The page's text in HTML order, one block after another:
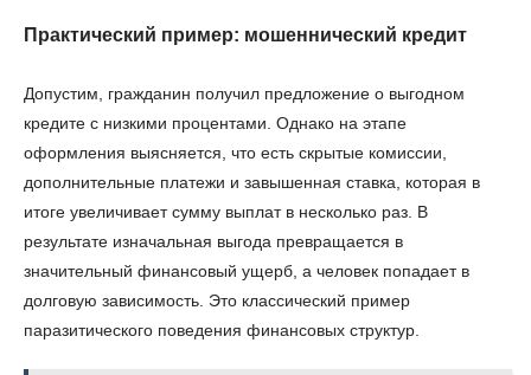
Практический пример: мошеннический кредит
Допустим, гражданин получил предложение о выгодном
кредите с низкими процентами. Однако на этапе
оформления выясняется, что есть скрытые комиссии,
дополнительные платежи и завышенная ставка, которая в
итоге увеличивает сумму выплат в несколько раз. В
результате изначальная выгода превращается в
значительный финансовый ущерб, а человек попадает в
долговую зависимость. Это классический пример
паразитического поведения финансовых структур.